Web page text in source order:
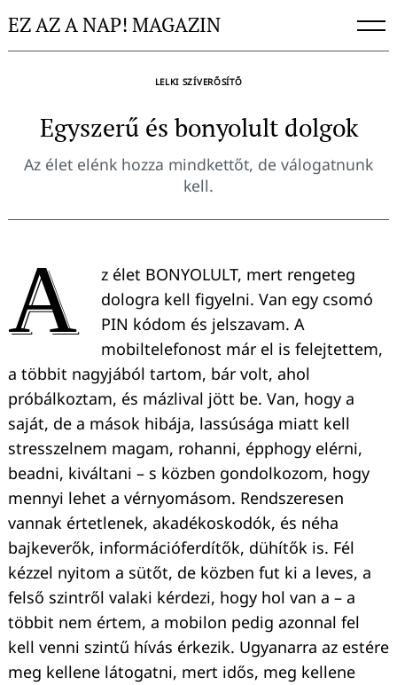
toEZ AZ A NAP! MAGAZIN
LELKI SZÍVERŐSÍTŐ
Egyszerű és bonyolult dolgok
Az élet elénk hozza mindkettőt, de válogatnunk
kell.
A
z élet BONYOLULT, mert rengeteg
dologra kell figyelni. Van egy csomó
PIN kódom és jelszavam. A
mobiltelefonost már el is felejtettem,
a többit nagyjából tartom, bár volt, ahol
próbálkoztam, és mázlival jött be. Van, hogy a
saját, de a mások hibája, lassúsága miatt kell
stresszelnem magam, rohanni, épphogy elérni,
beadni, kiváltani – s közben gondolkozom, hogy
mennyi lehet a vérnyomásom. Rendszeresen
vannak értetlenek, akadékoskodók, és néha
bajkeverők, információferdítők, dühítők is. Fél
kézzel nyitom a sütőt, de közben fut ki a leves, a
felső szintről valaki kérdezi, hogy hol van a – a
többit nem értem, a mobilon pedig azonnal fel
kell venni szintű hívás érkezik. Ugyanarra az estére
meg kellene látogatni, mert idős, meg kellene